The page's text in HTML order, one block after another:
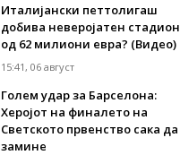
Италијански петтолигаш
добива неверојатен стадион
од 62 милиони евра? (Видео)
15:41, 06 август
Голем удар за Барселона:
Херојот на финалето на
Светското првенство сака да
замине